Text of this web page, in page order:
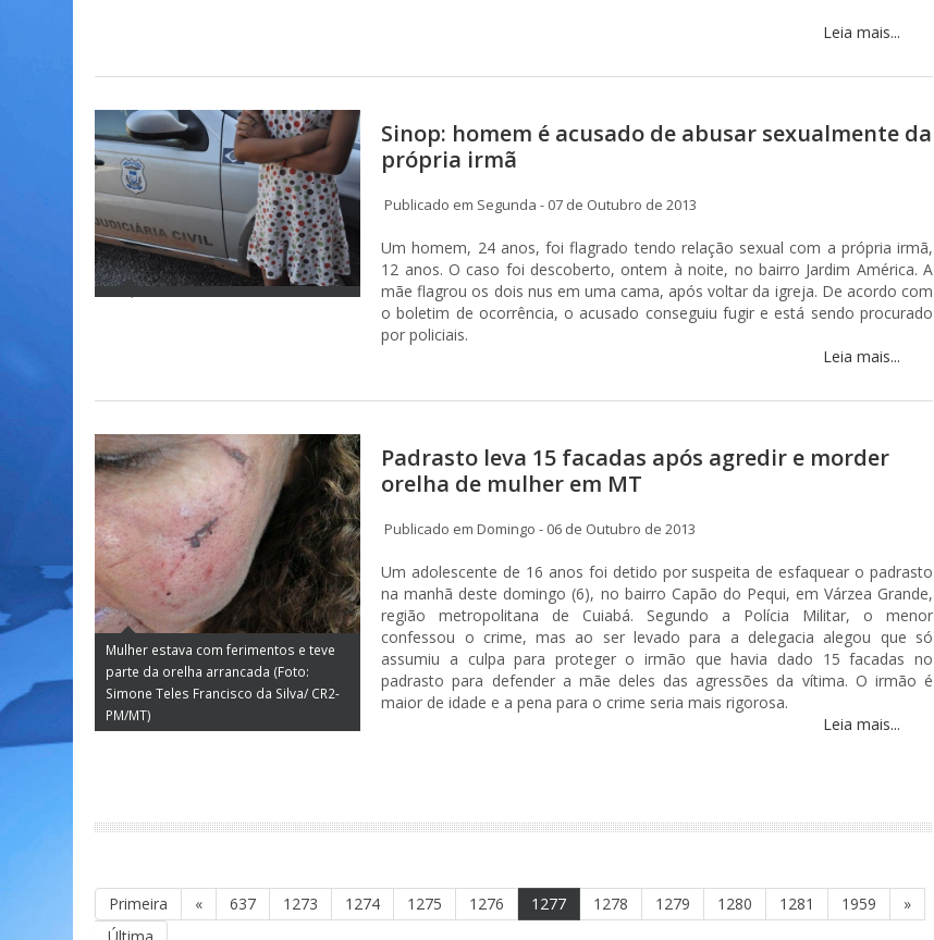
Leia mais...
Sinop: homem é acusado de abusar sexualmente da
própria irmã
Publicado em Segunda - 07 de Outubro de 2013
Um homem, 24 anos, foi flagrado tendo relação sexual com a própria irmã,
12 anos. O caso foi descoberto, ontem à noite, no bairro Jardim América. A
mãe flagrou os dois nus em uma cama, após voltar da igreja. De acordo com
o boletim de ocorrência, o acusado conseguiu fugir e está sendo procurado
por policiais.
Leia mais...
Mulher estava com ferimentos e teve
parte da orelha arrancada (Foto:
Simone Teles Francisco da Silva/ CR2-
PM/MT)
Padrasto leva 15 facadas após agredir e morder
orelha de mulher em MT
Publicado em Domingo - 06 de Outubro de 2013
Um adolescente de 16 anos foi detido por suspeita de esfaquear o padrasto
na manhã deste domingo (6), no bairro Capão do Pequi, em Várzea Grande,
região metropolitana de Cuiabá. Segundo a Polícia Militar, o menor
confessou o crime, mas ao ser levado para a delegacia alegou que só
assumiu a culpa para proteger o irmão que havia dado 15 facadas no
padrasto para defender a mãe deles das agressões da vítima. O irmão é
maior de idade e a pena para o crime seria mais rigorosa.
Leia mais...
Primeira « 637 1273 1274 1275 1276 1277 1278 1279 1280 1281 1959
»